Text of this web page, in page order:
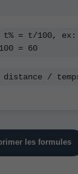
t% = t/100, ex:
= 60
/
les formules